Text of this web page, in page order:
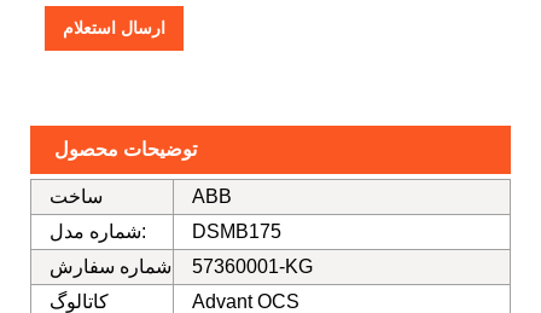
ارسال استعلام
توضیحات محصول
ساخت
ABB
شماره مدل:
DSMB175
شماره سفارش
57360001-KG
کاتالوگ
Advant OCS